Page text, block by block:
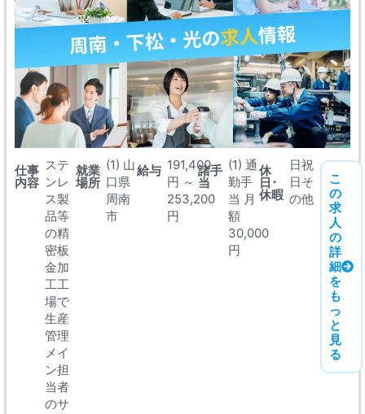
仕事
内容
ステ
ンレ
ス製
品等
の精
密板
金加
工工
場で
生産
管理
メイ
ン担
当者
のサ
就業
場所
(1) 山
口県
周南
市
給与 191,400
円 ～
253,200
円
諸手
当
(1) 通
勤手
当 月
額
30,000
円
休
日･
休暇
日祝
日そ
の他
こ
の
求
人
の
詳
細
を
も
っ
と
見
る